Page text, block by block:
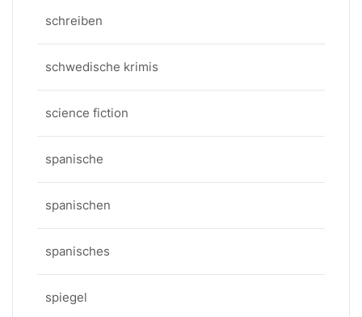
schreiben
schwedische krimis
science fiction
spanische
spanischen
spanisches
spiegel